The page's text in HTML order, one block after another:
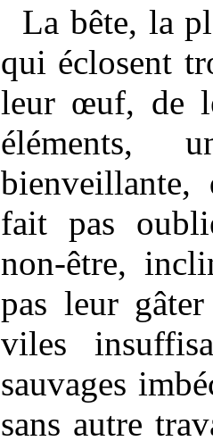
La bête, la
qui éclosent
leur œuf, de
éléments,
fait pas
non-être,
pas leur
viles
sauvages
sans autre